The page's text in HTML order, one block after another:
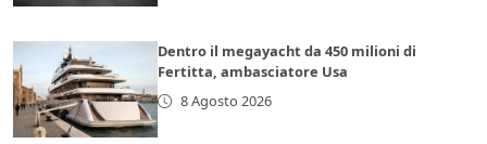
Dentro il megayacht da 450 milioni di
Fertitta, ambasciatore Usa
8 Agosto 2026